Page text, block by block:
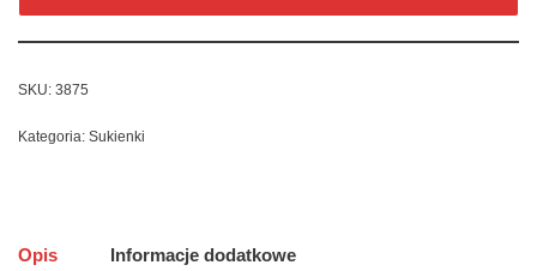
SKU: 3875
Kategoria: Sukienki
Opis Informacje dodatkowe